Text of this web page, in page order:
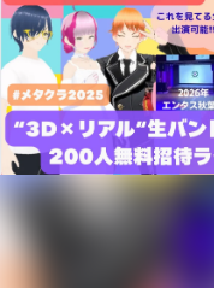
テクノロジ
映像・映画
ビジネス・